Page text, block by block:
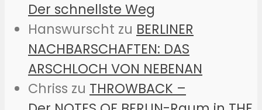
Der schnellste Weg
Hanswurscht zu BERLINER
NACHBARSCHAFTEN: DAS
ARSCHLOCH VON NEBENAN
Chriss zu THROWBACK –